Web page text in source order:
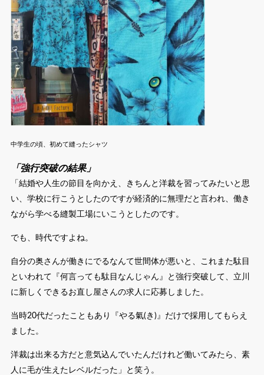
中学生の頃、初めて縫ったシャツ
「強行突破の結果」
「結婚や人生の節目を向かえ、きちんと洋裁を習ってみたいと思
い、学校に行こうとしたのですが経済的に無理だと言われ、働き
ながら学べる縫製工場にいこうとしたのです。
でも、時代ですよね。
自分の奥さんが働きにでるなんて世間体が悪いと、これまた駄目
といわれて『何言っても駄目なんじゃん』と強行突破して、立川
に新しくできるお直し屋さんの求人に応募しました。
当時20代だったこともあり『やる氣(き)』だけで採用してもらえ
ました。
洋裁は出来る方だと意気込んでいたんだけれど働いてみたら、素
人に毛が生えたレベルだった」と笑う。